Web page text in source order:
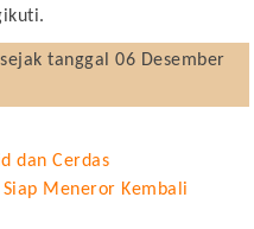
tanggal 06 Desember
dan Cerdas
Meneror Kembali